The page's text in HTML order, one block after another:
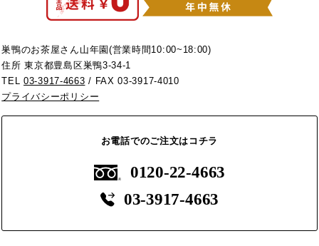
巣鴨のお茶屋さん山年園(営業時間10:00~18:00)
住所 東京都豊島区巣鴨3-34-1
TEL03-3917-4663 / FAX 03-3917-4010
プライバシーポリシー
お電話でのご注文はコチラ
0120-22-4663
03-3917-4663